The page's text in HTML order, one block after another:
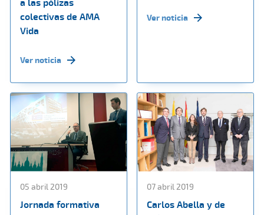
colectivas de AMA
Vida
Ver noticia
Ver noticia
05 abril 2019
Jornada formativa
07 abril 2019
Carlos Abella y de